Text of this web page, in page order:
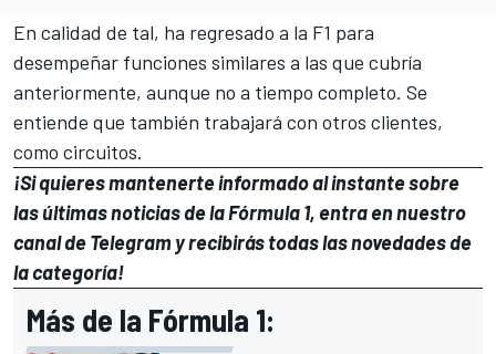
En calidad de tal, ha regresado a la F1 para
desempeñar funciones similares a las que cubría
anteriormente, aunque no a tiempo completo. Se
entiende que también trabajará con otros clientes,
como circuitos.
¡Si quieres mantenerte informado al instante sobre
las últimas noticias de la Fórmula 1, entra ennuestro
canal de Telegramy recibirás todas las novedades de
la categoría!
Más de la Fórmula 1: